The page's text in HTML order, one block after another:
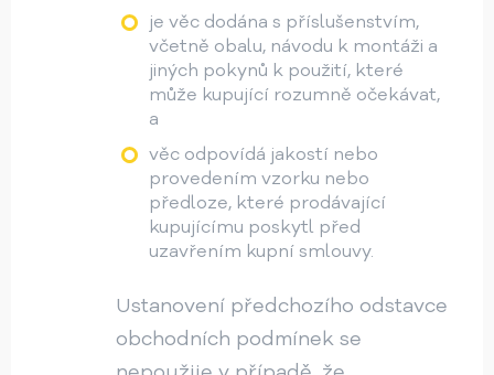
je věc dodána s příslušenstvím,
včetně obalu, návodu k montáži a
jiných pokynů k použití, které
může kupující rozumně očekávat,
a
věc odpovídá jakostí nebo
provedením vzorku nebo
předloze, které prodávající
kupujícímu poskytl před
uzavřením kupní smlouvy.
Ustanovení předchozího odstavce
obchodních podmínek se